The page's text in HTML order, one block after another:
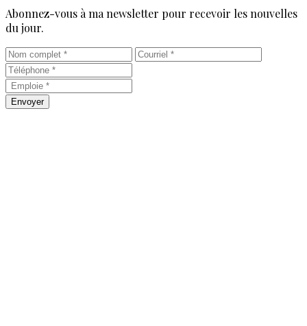
Abonnez-vous à ma newsletter pour recevoir les nouvelles
du jour.
Envoyer